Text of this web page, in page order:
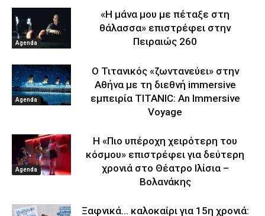
Agenda
«Η μάνα μου με πέταξε στη
θάλασσα» επιστρέφει στην
Πειραιώς 260
Agenda
Ο Τιτανικός «ζωντανεύει» στην
Αθήνα με τη διεθνή immersive
εμπειρία TITANIC: An Immersive
Voyage
Agenda
Η «Πιο υπέροχη χειρότερη του
κόσμου» επιστρέφει για δεύτερη
χρονιά στο Θέατρο Ιλίσια –
Βολανάκης
Ξαφνικά… καλοκαίρι για 15η χρονιά: